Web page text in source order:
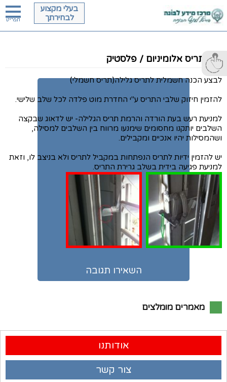
בעלי מקצוע
לבחירתך
תריס אלומיניום / פלסטיק
לבצע הכנה חשמלית לתריס גלילה(תריס חשמלי)
להזמין חיזוק שלבי התריס ע"י החדרת מוט פלדה לכל שלב שלישי.
למניעת רעש בעת הורדה והרמת תריס הגלילה- יש לדאוג שבקצה
השלבים יותקנו מחסומים שימנעו מרווח בין השלבים למסילה,
ושהמסילות יהיו אנכיים ומקבילים.
יש להזמין ידיות לתריס הנפתחות במקביל לתריס ולא בניצב לו, וזאת
למניעת פגיעה בידית בשלב גרירת התריס.
השאירו תגובה
מאמרים מומלצים
אודותנו
צור קשר